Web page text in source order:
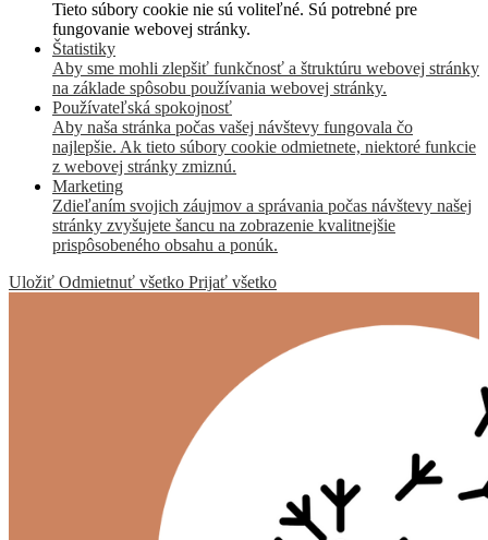
Tieto súbory cookie nie sú voliteľné. Sú potrebné pre
fungovanie webovej stránky.
Štatistiky
Aby sme mohli zlepšiť funkčnosť a štruktúru webovej stránky
na základe spôsobu používania webovej stránky.
Používateľská spokojnosť
Aby naša stránka počas vašej návštevy fungovala čo
najlepšie. Ak tieto súbory cookie odmietnete, niektoré funkcie
z webovej stránky zmiznú.
Marketing
Zdieľaním svojich záujmov a správania počas návštevy našej
stránky zvyšujete šancu na zobrazenie kvalitnejšie
prispôsobeného obsahu a ponúk.
Uložiť Odmietnuť všetko Prijať všetko